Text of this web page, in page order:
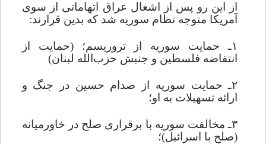
از این رو پس از اشغال عراق اتهاماتی از سوی
آمریکا متوجه نظام سوریه شد که بدین قرارند:
۱ـ حمایت سوریه از تروریسم؛ (حمایت‌ از
انتفاضه فلسطین و جنبش حزب‌الله لبنان)
۲ـ حمایت ‌سوریه از صدام حسین در جنگ ‌و
ارائه تسهیلات به او؛
۳ـ مخالفت ‌سوریه با برقراری ‌صلح در خاورمیانه
(صلح با اسرائیل)؛